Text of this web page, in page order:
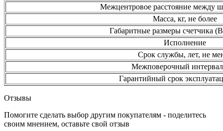
Межцентровое расстояние между
Масса, кг, не более
Габаритные размеры счетчика
Исполнение
Срок службы, лет, не
Межповерочный
Гарантийный срок
Отзывы
Помогите сделать выбор другим покупателям - поделитесь
своим мнением, оставьте свой отзыв